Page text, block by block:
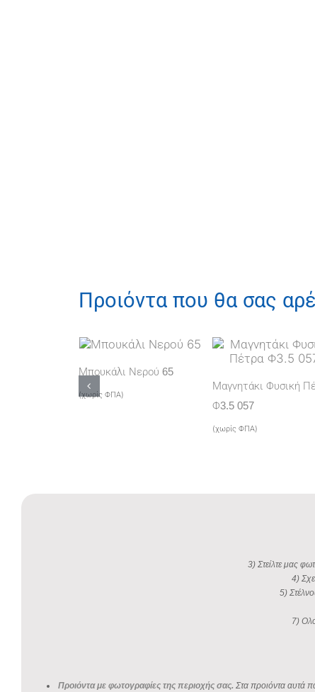
Προιόντα που θα σας
Μπουκάλι Νερού 65
(χωρίς ΦΠΑ)
Μαγνητάκι Φυσική
Φ3.5 057
(χωρίς ΦΠΑ)
3) Στείλτε μας
4)
5)
7)
Προιόντα με φωτογραφίες της περιοχής σας. Στα προιόντα αυτά